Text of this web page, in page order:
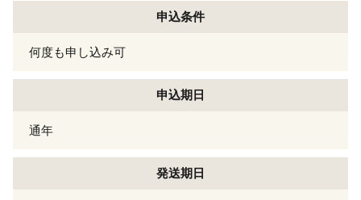
申込条件
何度も申し込み可
申込期日
通年
発送期日